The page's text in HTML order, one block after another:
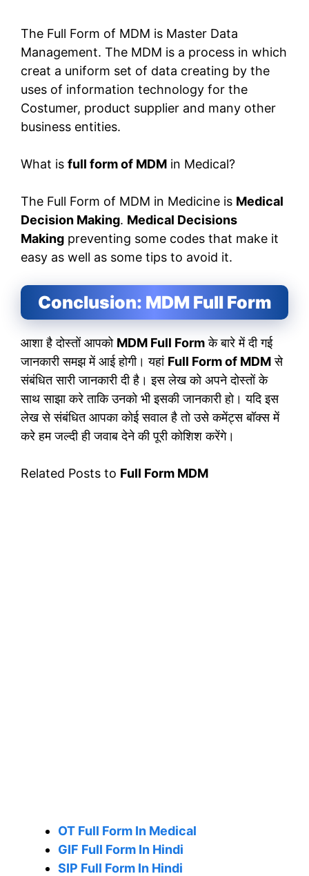
The Full Form of MDM is Master Data
Management. The MDM is a process in which
creat a uniform set of data creating by the
uses of information technology for the
Costumer, product supplier and many other
business entities.
What is full form of MDM in Medical?
The Full Form of MDM in Medicine is Medical
Decision Making. Medical Decisions
Making preventing some codes that make it
easy as well as some tips to avoid it.
Conclusion: MDM Full Form
आशा है दोस्तों आपको MDM Full Formके बारे में दी गई
जानकारी समझ में आई होगी। यहां Full Form of MDMसे
संबंधित सारी जानकारी दी है। इस लेख को अपने दोस्तों के
साथ साझा करे ताकि उनको भी इसकी जानकारी हो। यदि इस
लेख से संबंधित आपका कोई सवाल है तो उसे कमेंट्स बॉक्स में
करे हम जल्दी ही जवाब देने की पूरी कोशिश करेंगे।
Related Posts to Full Form MDM
OT Full Form In Medical
GIF Full Form In Hindi
SIP Full Form In Hindi